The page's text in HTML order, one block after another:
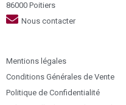
86000 Poitiers
Nous contacter
Mentions légales
Conditions Générales de Vente
Politique de Confidentialité